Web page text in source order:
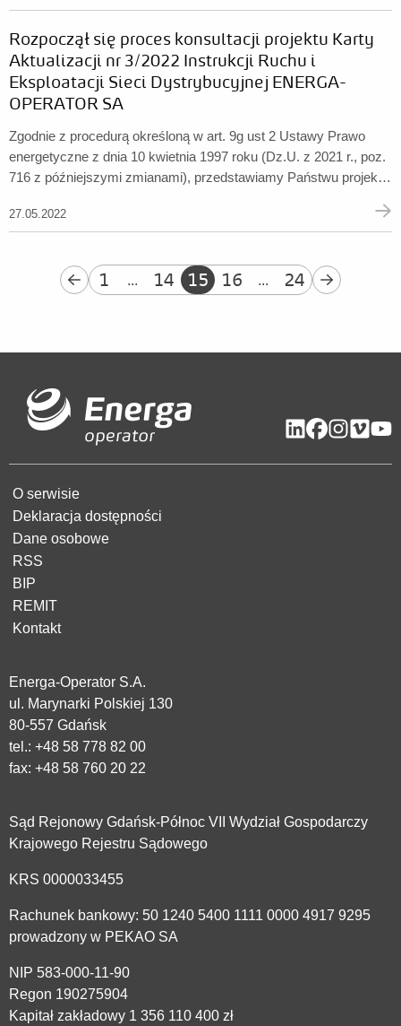
Rozpoczął się proces konsultacji projektu Karty
Aktualizacji nr 3/2022 Instrukcji Ruchu i
Eksploatacji Sieci Dystrybucyjnej ENERGA-
OPERATOR SA
Zgodnie z procedurą określoną w art. 9g ust 2 Ustawy Prawo
energetyczne z dnia 10 kwietnia 1997 roku (Dz.U. z 2021 r., poz.
716 z późniejszymi zmianami), przedstawiamy Państwu projekt
27.05.2022
1 ... 14 15 16 ... 24
O serwisie
Deklaracja dostępności
Dane osobowe
RSS
BIP
REMIT
Kontakt
Energa-Operator S.A.
ul. Marynarki Polskiej 130
80-557 Gdańsk
tel.: +48 58 778 82 00
fax: +48 58 760 20 22
Sąd Rejonowy Gdańsk-Północ VII Wydział Gospodarczy
Krajowego Rejestru Sądowego
KRS 0000033455
Rachunek bankowy: 50 1240 5400 1111 0000 4917 9295
prowadzony w PEKAO SA
NIP 583-000-11-90
Regon 190275904
Kapitał zakładowy 1 356 110 400 zł